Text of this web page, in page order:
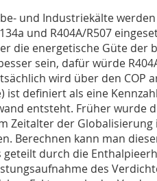
und Industriekälte
und R404A/R507
die energetische Güte der
sein, dafür würde
wird über den COP
ist definiert als eine
entsteht. Früher wurde
Zeitalter der
Berechnen kann man
geteilt durch die
des